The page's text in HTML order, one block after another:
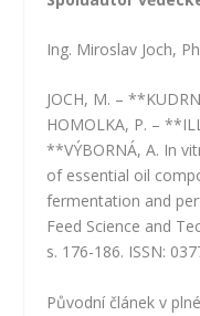
Ing. Miroslav Joch,
JOCH, M. –
HOMOLKA, P. –
**VÝBORNÁ, A. In
of essential oil
fermentation and
Feed Science and
s. 176-186. ISSN:
Původní článek v